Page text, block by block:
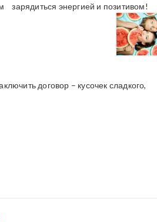
зарядиться энергией и позитивом!
договор – кусочек сладкого,